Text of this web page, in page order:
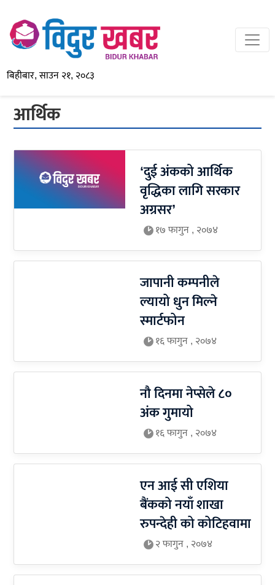
बिहीबार, साउन २१, २०८३
आर्थिक
‘दुई अंकको आर्थिक
वृद्धिका लागि सरकार
अग्रसर’
१७ फागुन , २०७४
जापानी कम्पनीले
ल्यायो धुन मिल्ने
स्मार्टफोन
१६ फागुन , २०७४
नौ दिनमा नेप्सेले ८०
अंक गुमायो
१६ फागुन , २०७४
एन आई सी एशिया
बैंकको नयाँ शाखा
रुपन्देही को कोटिहवामा
२ फागुन , २०७४